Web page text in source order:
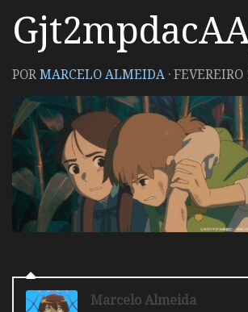
PORMARCELO ALMEIDA ·
Marcelo Almeida